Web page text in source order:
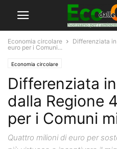
Economia circolare
Differenziata
euro per i Comuni...
Economia circolare
Differenziata
dalla Regione
per i Comuni
Quattro milioni di euro per